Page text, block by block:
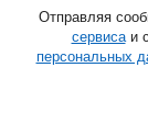
Отправляя
сервисаи с
персональных